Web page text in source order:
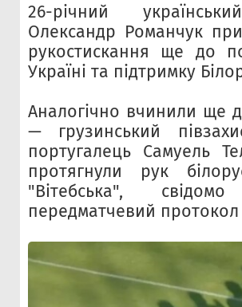
26-річний
Олександр Романчук
рукостискання ще до
Україні та підтримку
Аналогічно вчинили ще
— грузинський
португалець Самуель
протягнули рук
"Вітебська",
передматчевий